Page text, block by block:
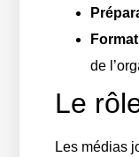
de
Le
Les médias